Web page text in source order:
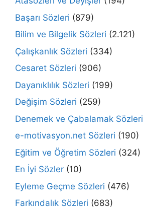
Başarı Sözleri (879)
Bilim ve Bilgelik Sözleri (2.121)
Çalışkanlık Sözleri (334)
Cesaret Sözleri (906)
Dayanıklılık Sözleri (199)
Değişim Sözleri (259)
Denemek ve Çabalamak Sözleri
e-motivasyon.net Sözleri (190)
Eğitim ve Öğretim Sözleri (324)
En İyi Sözler (10)
Eyleme Geçme Sözleri (476)
Farkındalık Sözleri (683)